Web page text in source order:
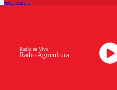
Radio Agricultura
Radio en Vivo
Tarifas